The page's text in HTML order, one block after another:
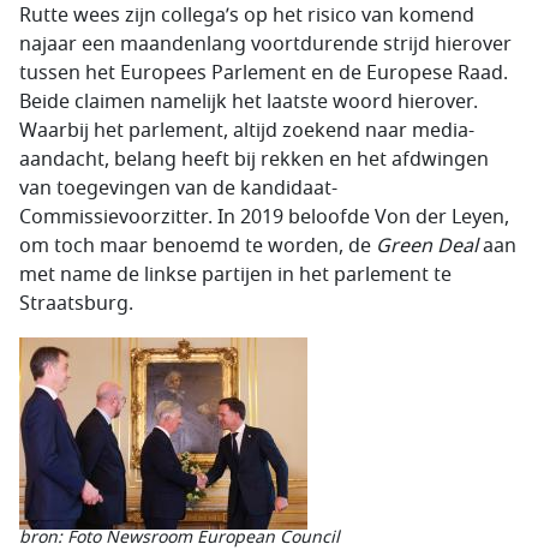
Rutte wees zijn collega’s op het risico van komend
najaar een maandenlang voortdurende strijd hierover
tussen het Europees Parlement en de Europese Raad.
Beide claimen namelijk het laatste woord hierover.
Waarbij het parlement, altijd zoekend naar media-
aandacht, belang heeft bij rekken en het afdwingen
van toegevingen van de kandidaat-
Commissievoorzitter. In 2019 beloofde Von der Leyen,
om toch maar benoemd te worden, de Green Dealaan
met name de linkse partijen in het parlement te
Straatsburg.
bron: Foto Newsroom European Council